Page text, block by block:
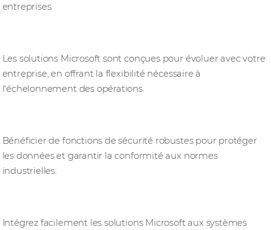
entreprises.
Les solutions Microsoft sont conçues pour évoluer avec votre
entreprise, en offrant la flexibilité nécessaire à
l'échelonnement des opérations.
Bénéficier de fonctions de sécurité robustes pour protéger
les données et garantir la conformité aux normes
industrielles.
Intégrez facilement les solutions Microsoft aux systèmes